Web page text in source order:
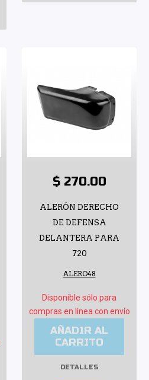
$ 270.00
ALERÓN DERECHO
DE DEFENSA
DELANTERA PARA
720
ALERO48
Disponible sólo para
compras en línea con envío
AÑADIR AL
CARRITO
DETALLES